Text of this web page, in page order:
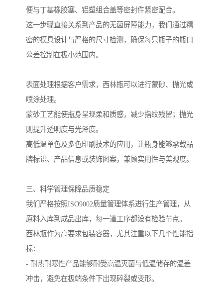
便与丁基橡胶塞、铝塑组合盖等密封件紧密配合。
这一步骤直接关系到产品的无菌屏障能力，我们通过精
密的模具设计与严格的尺寸检测，确保每只瓶子的瓶口
公差控制在极小范围内。
表面处理根据客户需求，西林瓶可以进行蒙砂、抛光或
喷涂处理。
蒙砂工艺能使瓶身呈现柔和质感，减少指纹残留；抛光
则提升透明度与光泽度。
高低温单色及多色印刷技术的应用，让瓶身能够承载品
牌标识、产品信息或装饰图案，兼顾实用性与美观度。
三、科学管理保障品质稳定
我们严格按照ISO9002质量管理体系进行生产管理，从
原料入库到成品出库，每一道工序都设有检验节点。
西林瓶作为高要求包装容器，尤其注重以下几个性能指
标：
- 耐热耐寒性产品能够耐受高温灭菌与低温储存的温差
冲击，避免在极端条件下出现碎裂或变形。